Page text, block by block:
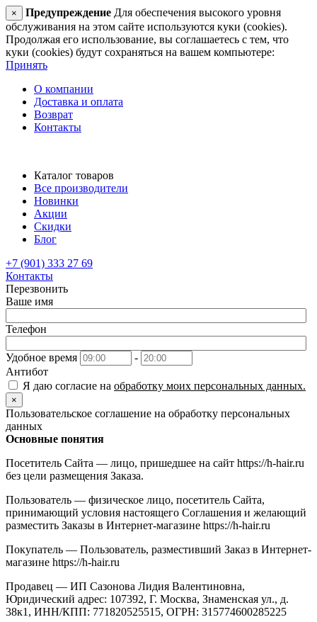
× Предупреждение Для обеспечения высокого уровня
обслуживания на этом сайте используются куки (cookies).
Продолжая его использование, вы соглашаетесь с тем, что
куки (cookies) будут сохраняться на вашем компьютере:
Принять
О компании
Доставка и оплата
Возврат
Контакты
Каталог товаров
Все производители
Новинки
Акции
Скидки
Блог
+7 (901) 333 27 69
Контакты
Перезвонить
Ваше имя
Телефон
Удобное время
-
Антибот
Я даю согласие на обработку моих персональных данных.
×
Пользовательское соглашение на обработку персональных
данных
Основные понятия
Посетитель Сайта — лицо, пришедшее на сайт https://h-hair.ru
без цели размещения Заказа.
Пользователь — физическое лицо, посетитель Сайта,
принимающий условия настоящего Соглашения и желающий
разместить Заказы в Интернет-магазине https://h-hair.ru
Покупатель — Пользователь, разместивший Заказ в Интернет-
магазине https://h-hair.ru
Продавец — ИП Сазонова Лидия Валентиновна,
Юридический адрес: 107392, Г. Москва, Знаменская ул., д.
38к1, ИНН/КПП: 771820525515, ОГРН: 315774600285225